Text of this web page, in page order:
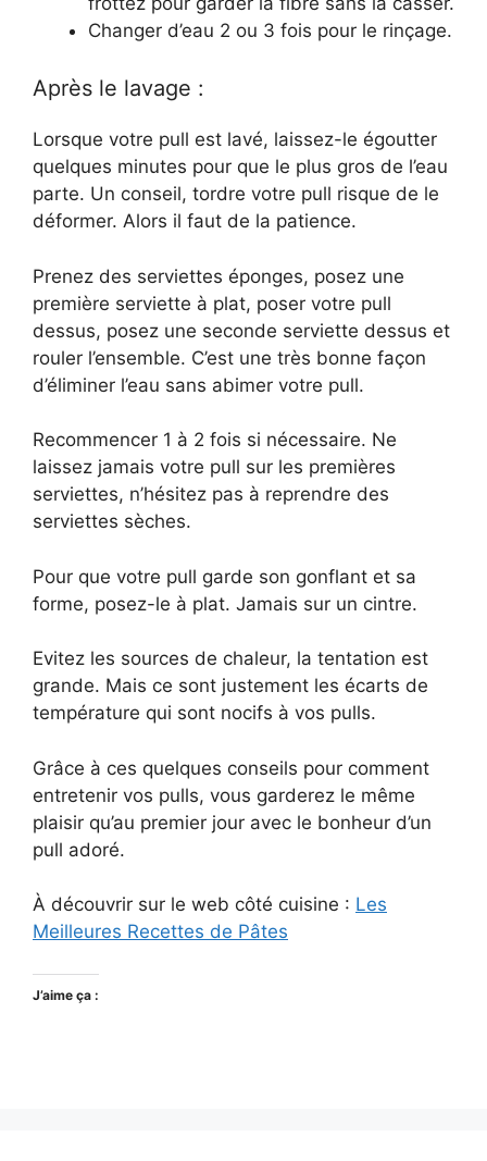
Changer d’eau 2 ou 3 fois pour le rinçage.
Après le lavage :
Lorsque votre pull est lavé, laissez-le égoutter
quelques minutes pour que le plus gros de l’eau
parte. Un conseil, tordre votre pull risque de le
déformer. Alors il faut de la patience.
Prenez des serviettes éponges, posez une
première serviette à plat, poser votre pull
dessus, posez une seconde serviette dessus et
rouler l’ensemble. C’est une très bonne façon
d’éliminer l’eau sans abimer votre pull.
Recommencer 1 à 2 fois si nécessaire. Ne
laissez jamais votre pull sur les premières
serviettes, n’hésitez pas à reprendre des
serviettes sèches.
Pour que votre pull garde son gonflant et sa
forme, posez-le à plat. Jamais sur un cintre.
Evitez les sources de chaleur, la tentation est
grande. Mais ce sont justement les écarts de
température qui sont nocifs à vos pulls.
Grâce à ces quelques conseils pour comment
entretenir vos pulls, vous garderez le même
plaisir qu’au premier jour avec le bonheur d’un
pull adoré.
À découvrir sur le web côté cuisine : Les
Meilleures Recettes de Pâtes
J’aime ça :